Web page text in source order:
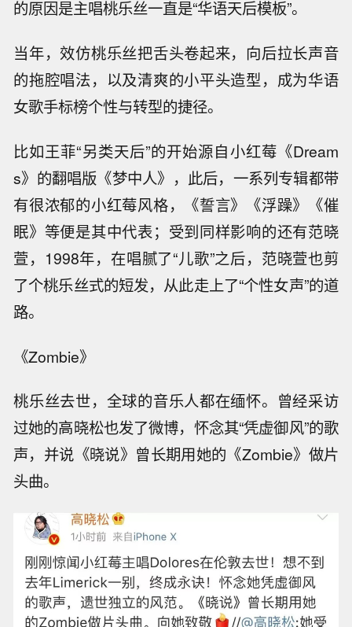
的原因是主唱桃乐丝一直是“华语天后模板”。
当年，效仿桃乐丝把舌头卷起来，向后拉长声音
的拖腔唱法，以及清爽的小平头造型，成为华语
女歌手标榜个性与转型的捷径。
比如王菲“另类天后”的开始源自小红莓《Dream
s》的翻唱版《梦中人》，此后，一系列专辑都带
有很浓郁的小红莓风格，《誓言》《浮躁》《催
眠》等便是其中代表；受到同样影响的还有范晓
萱，1998年，在唱腻了“儿歌”之后，范晓萱也剪
了个桃乐丝式的短发，从此走上了“个性女声”的道
路。
《Zombie》
桃乐丝去世，全球的音乐人都在缅怀。曾经采访
过她的高晓松也发了微博，怀念其“凭虚御风”的歌
声，并说《晓说》曾长期用她的《Zombie》做片
头曲。